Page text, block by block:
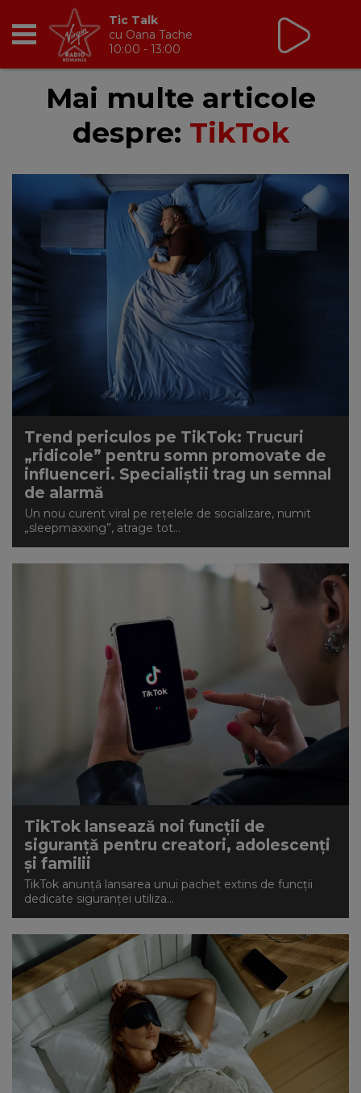
RADIO
BREAKFAST
TIC TALK
CÂȘTIGĂ
HOT 30
DANCEFLOOR CHART
RADIO ACADEMY
NEWS
CONTUL MEU
Tic Talk
cu Oana Tache
10:00 - 13:00
Mai multe articole
despre: TikTok
Trend periculos pe TikTok: Trucuri
„ridicole” pentru somn promovate de
influenceri. Specialiștii trag un semnal
de alarmă
Un nou curent viral pe rețelele de socializare, numit
„sleepmaxxing”, atrage tot...
TikTok lansează noi funcții de
siguranță pentru creatori, adolescenți
și familii
TikTok anunță lansarea unui pachet extins de funcții
dedicate siguranței utiliza...